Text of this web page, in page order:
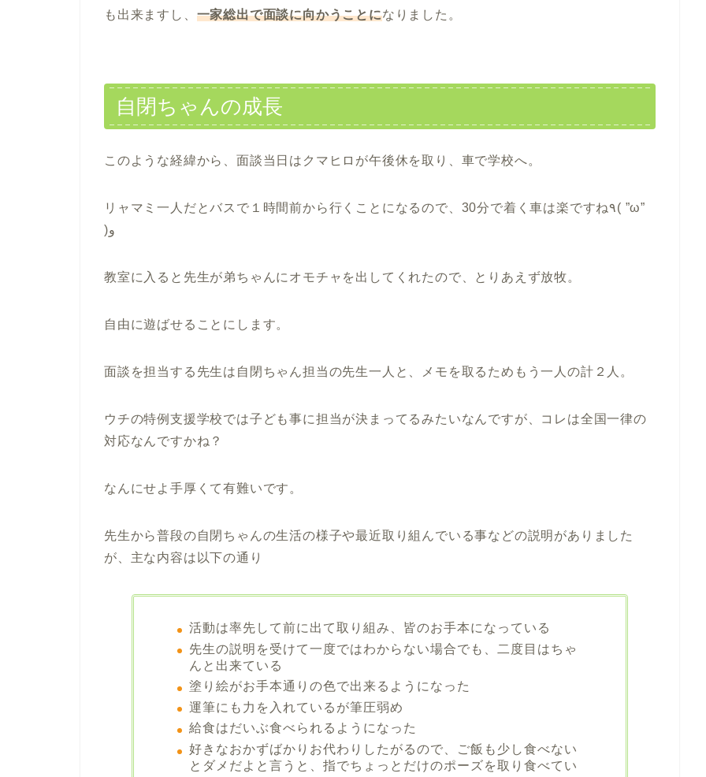
も出来ますし、 一家総出で面談に向かうことになりました。
自閉ちゃんの成長
このような経緯から、面談当日はクマヒロが午後休を取り、車で学校へ。
リャマミ一人だとバスで１時間前から行くことになるので、30分で着く車は楽ですね٩( ”ω”
)و
教室に入ると先生が弟ちゃんにオモチャを出してくれたので、とりあえず放牧。
自由に遊ばせることにします。
面談を担当する先生は自閉ちゃん担当の先生一人と、メモを取るためもう一人の計２人。
ウチの特例支援学校では子ども事に担当が決まってるみたいなんですが、コレは全国一律の
対応なんですかね？
なんにせよ手厚くて有難いです。
先生から普段の自閉ちゃんの生活の様子や最近取り組んでいる事などの説明がありました
が、主な内容は以下の通り
活動は率先して前に出て取り組み、皆のお手本になっている
先生の説明を受けて一度ではわからない場合でも、二度目はちゃ
んと出来ている
塗り絵がお手本通りの色で出来るようになった
運筆にも力を入れているが筆圧弱め
給食はだいぶ食べられるようになった
好きなおかずばかりお代わりしたがるので、ご飯も少し食べない
とダメだよと言うと、指でちょっとだけのポーズを取り食べてい